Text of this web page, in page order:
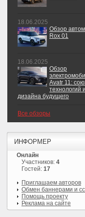
18.06.2025
Обзор
Rox 01
18.06.2025
Обзор
Avatr 11:
технологий и
дизайна будущего
Все обзоры
ИНФОРМЕР
Онлайн
Участников: 4
Гостей: 17
Приглашаем авторов
Обмен баннерами и
Помощь проекту
Реклама на сайте